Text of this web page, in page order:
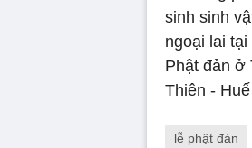
lễ phật đản